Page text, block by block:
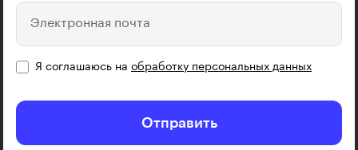
Электронная почта
Я соглашаюсь на обработку персональных данных
Отправить